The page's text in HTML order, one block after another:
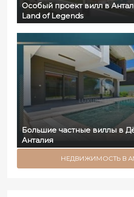
Особый проект вилл в
Land of Legends
Большие частные виллы в
Анталия
НЕДВИЖИМОСТЬ В